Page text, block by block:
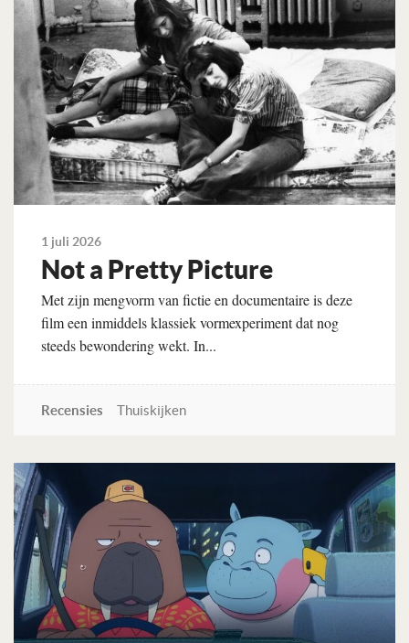
1 juli 2026
Not a Pretty Picture
Met zijn mengvorm van fictie en documentaire is deze
film een inmiddels klassiek vormexperiment dat nog
steeds bewondering wekt. In...
Recensies Thuiskijken
Lees verder